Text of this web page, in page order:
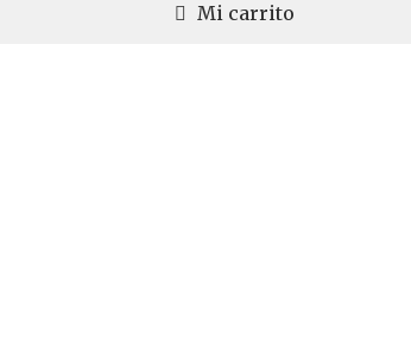
Mi carrito